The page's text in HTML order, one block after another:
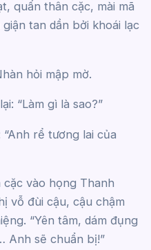
quấn thân cặc, mài mã
tan dần bởi khoái lạc
hỏi mập mờ.
“Làm gì là sao?”
rể tương lai của
vào họng Thanh
vỗ đùi cậu, cậu chậm
“Yên tâm, dám đụng
Anh sẽ chuẩn bị!”